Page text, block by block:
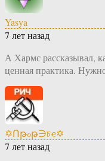
Yasya
7 лет назад
А Хармс рассказывал,
ценная практика.
✡Ոթℴթ∋চҿ✡
7 лет назад